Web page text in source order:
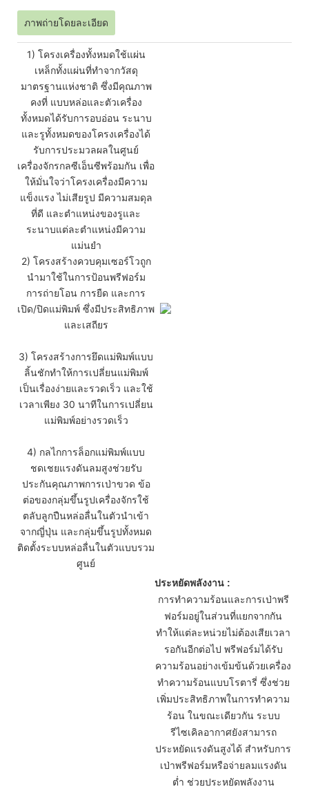
ภาพถ่ายโดยละเอียด
1) โครงเครื่องทั้งหมดใช้แผ่น
เหล็กทั้งแผ่นที่ทำจากวัสดุ
มาตรฐานแห่งชาติ ซึ่งมีคุณภาพ
คงที่ แบบหล่อและตัวเครื่อง
ทั้งหมดได้รับการอบอ่อน ระนาบ
และรูทั้งหมดของโครงเครื่องได้
รับการประมวลผลในศูนย์
เครื่องจักรกลซีเอ็นซีพร้อมกัน เพื่อ
ให้มั่นใจว่าโครงเครื่องมีความ
แข็งแรง ไม่เสียรูป มีความสมดุล
ที่ดี และตำแหน่งของรูและ
ระนาบแต่ละตำแหน่งมีความ
แม่นยำ
2) โครงสร้างควบคุมเซอร์โวถูก
นำมาใช้ในการป้อนพรีฟอร์ม
การถ่ายโอน การยืด และการ
เปิด/ปิดแม่พิมพ์ ซึ่งมีประสิทธิภาพ
และเสถียร
3) โครงสร้างการยึดแม่พิมพ์แบบ
ลิ้นชักทำให้การเปลี่ยนแม่พิมพ์
เป็นเรื่องง่ายและรวดเร็ว และใช้
เวลาเพียง 30 นาทีในการเปลี่ยน
แม่พิมพ์อย่างรวดเร็ว
4) กลไกการล็อกแม่พิมพ์แบบ
ชดเชยแรงดันลมสูงช่วยรับ
ประกันคุณภาพการเป่าขวด ข้อ
ต่อของกลุ่มขึ้นรูปเครื่องจักรใช้
ตลับลูกปืนหล่อลื่นในตัวนำเข้า
จากญี่ปุ่น และกลุ่มขึ้นรูปทั้งหมด
ติดตั้งระบบหล่อลื่นในตัวแบบรวม
ศูนย์
ประหยัดพลังงาน :
การทำความร้อนและการเป่าพรี
ฟอร์มอยู่ในส่วนที่แยกจากกัน
ทำให้แต่ละหน่วยไม่ต้องเสียเวลา
รอกันอีกต่อไป พรีฟอร์มได้รับ
ความร้อนอย่างเข้มข้นด้วยเครื่อง
ทำความร้อนแบบโรตารี่ ซึ่งช่วย
เพิ่มประสิทธิภาพในการทำความ
ร้อน ในขณะเดียวกัน ระบบ
รีไซเคิลอากาศยังสามารถ
ประหยัดแรงดันสูงได้ สำหรับการ
เป่าพรีฟอร์มหรือจ่ายลมแรงดัน
ต่ำ ช่วยประหยัดพลังงาน